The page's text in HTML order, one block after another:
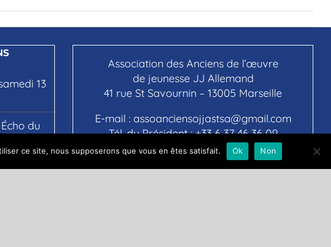
13
du
Association des Anciens de l’œuvre
de jeunesse JJ Allemand
41 rue St Savournin – 13005 Marseille
E-mail : assoanciensojjastsa@gmail.com
Tél. du Président :+33 6 37 46 36 09
ce site, nous supposerons que vous en êtes satisfait. Ok Non